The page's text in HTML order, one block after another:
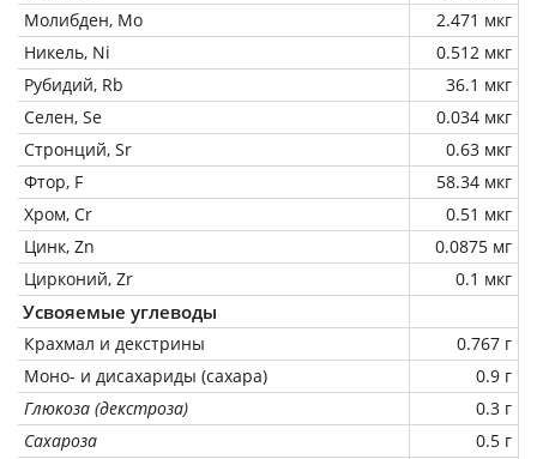
Молибден, Mo
2.471 мкг
Никель, Ni
0.512 мкг
Рубидий, Rb
36.1 мкг
Селен, Se
0.034 мкг
Стронций, Sr
0.63 мкг
Фтор, F
58.34 мкг
Хром, Cr
0.51 мкг
Цинк, Zn
0.0875 мг
Цирконий, Zr
0.1 мкг
Усвояемые углеводы
Крахмал и декстрины
0.767 г
Моно- и дисахариды (сахара)
0.9 г
Глюкоза (декстроза)
0.3 г
Сахароза
0.5 г